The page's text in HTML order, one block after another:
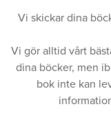
Vi skickar dina
Vi gör alltid vårt
dina böcker, men
bok inte kan